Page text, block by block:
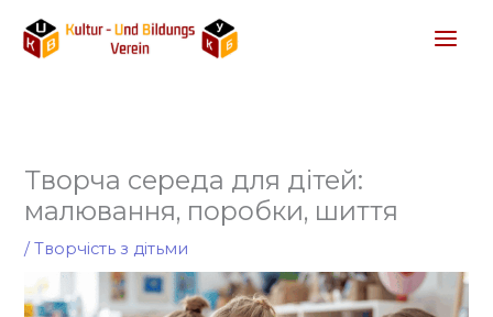
вмісту
Творча середа для дітей:
малювання, поробки, шиття
/Творчість з дітьми